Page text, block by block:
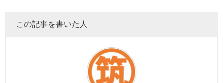
この記事を書いた人